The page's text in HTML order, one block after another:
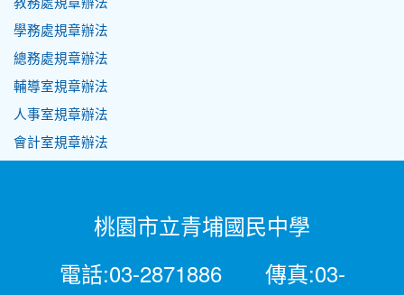
學務處規章辦法
總務處規章辦法
輔導室規章辦法
人事室規章辦法
會計室規章辦法
桃園市立青埔國民中學
電話:03-2871886 傳真:03-